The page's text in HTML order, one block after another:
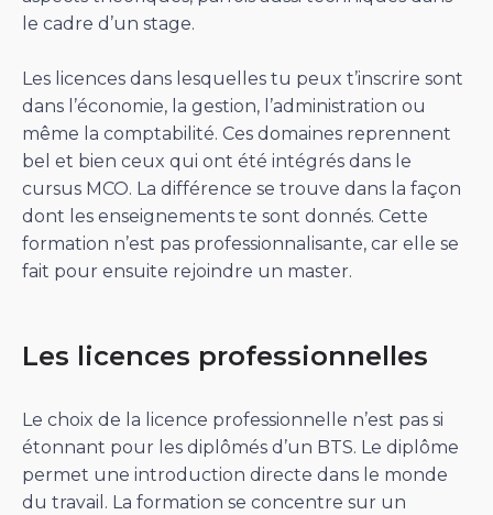
le cadre d’un stage.
Les licences dans lesquelles tu peux t’inscrire sont
dans l’économie, la gestion, l’administration ou
même la comptabilité. Ces domaines reprennent
bel et bien ceux qui ont été intégrés dans le
cursus MCO. La différence se trouve dans la façon
dont les enseignements te sont donnés. Cette
formation n’est pas professionnalisante, car elle se
fait pour ensuite rejoindre un master.
Les licences professionnelles
Le choix de la licence professionnelle n’est pas si
étonnant pour les diplômés d’un BTS. Le diplôme
permet une introduction directe dans le monde
du travail. La formation se concentre sur un